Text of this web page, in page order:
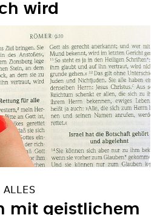
wird
ALLES
mit geistlichem